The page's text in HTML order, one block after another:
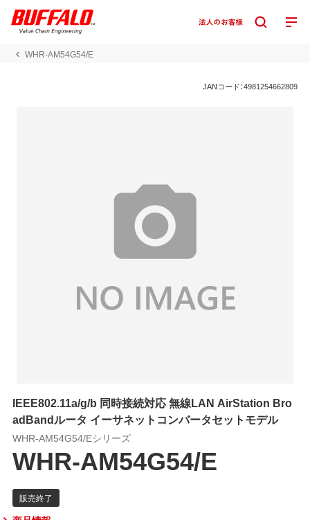
WHR-AM54G54/E
JANコード：4981254662809
IEEE802.11a/g/b 同時接続対応 無線LAN AirStation Bro
adBandルータ イーサネットコンバータセットモデル
WHR-AM54G54/Eシリーズ
WHR-AM54G54/E